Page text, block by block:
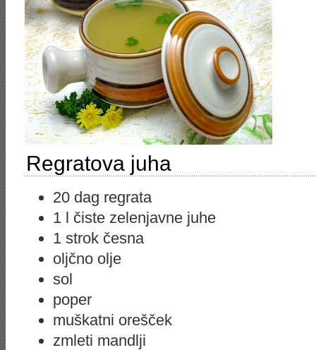
Regratova juha
20 dag regrata
1 l čiste zelenjavne juhe
1 strok česna
oljčno olje
sol
poper
muškatni orešček
zmleti mandlji